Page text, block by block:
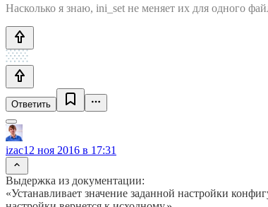
Насколько я знаю, ini_set не меняет их для одного
Ответить
izac12 ноя 2016 в 17:31
Выдержка из документации:
«Устанавливает значение заданной настройки